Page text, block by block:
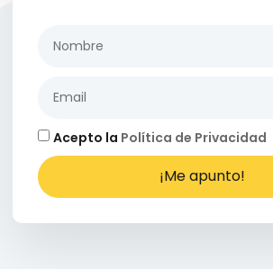
Acepto la Política de Privacidad
¡Me apunto!